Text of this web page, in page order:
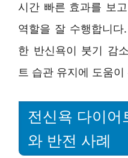
시간 빠른 효과를 보
역할을 잘 수행합니
한 반신욕이 붓기 감
트 습관 유지에 도움
전신욕 다이어
와 반전 사례